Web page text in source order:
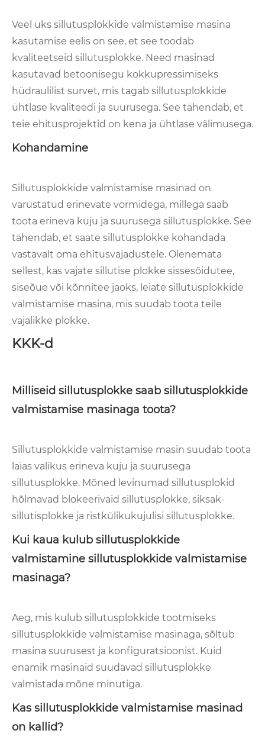
Veel üks sillutusplokkide valmistamise masina
kasutamise eelis on see, et see toodab
kvaliteetseid sillutusplokke. Need masinad
kasutavad betoonisegu kokkupressimiseks
hüdraulilist survet, mis tagab sillutusplokkide
ühtlase kvaliteedi ja suurusega. See tähendab, et
teie ehitusprojektid on kena ja ühtlase välimusega.
Kohandamine
Sillutusplokkide valmistamise masinad on
varustatud erinevate vormidega, millega saab
toota erineva kuju ja suurusega sillutusplokke. See
tähendab, et saate sillutusplokke kohandada
vastavalt oma ehitusvajadustele. Olenemata
sellest, kas vajate sillutise plokke sissesõidutee,
siseõue või kõnnitee jaoks, leiate sillutusplokkide
valmistamise masina, mis suudab toota teile
vajalikke plokke.
KKK-d
Milliseid sillutusplokke saab sillutusplokkide
valmistamise masinaga toota?
Sillutusplokkide valmistamise masin suudab toota
laias valikus erineva kuju ja suurusega
sillutusplokke. Mõned levinumad sillutusplokid
hõlmavad blokeerivaid sillutusplokke, siksak-
sillutisplokke ja ristkülikukujulisi sillutusplokke.
Kui kaua kulub sillutusplokkide
valmistamine sillutusplokkide valmistamise
masinaga?
Aeg, mis kulub sillutusplokkide tootmiseks
sillutusplokkide valmistamise masinaga, sõltub
masina suurusest ja konfiguratsioonist. Kuid
enamik masinaid suudavad sillutusplokke
valmistada mõne minutiga.
Kas sillutusplokkide valmistamise masinad
on kallid?